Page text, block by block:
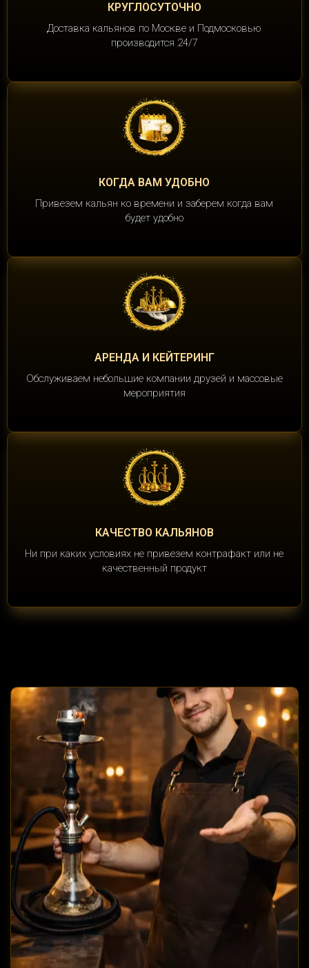
КРУГЛОСУТОЧНО
Доставка кальянов по Москве и Подмосковью
производится 24/7
КОГДА ВАМ УДОБНО
Привезем кальян ко времени и заберем когда вам
будет удобно
АРЕНДА И КЕЙТЕРИНГ
Обслуживаем небольшие компании друзей и массовые
мероприятия
КАЧЕСТВО КАЛЬЯНОВ
Ни при каких условиях не привезем контрафакт или не
качественный продукт